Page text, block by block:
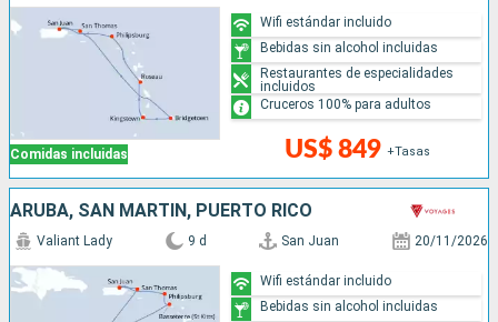
Comidas incluidas US$ 849 +Tasas
Wifi estándar incluido
Bebidas sin alcohol incluidas
Restaurantes de especialidades
incluidos
Cruceros 100% para adultos
ARUBA, SAN MARTÍN, PUERTO RICO
Valiant Lady 9 d San Juan 20/11/2026
Wifi estándar incluido
Bebidas sin alcohol incluidas